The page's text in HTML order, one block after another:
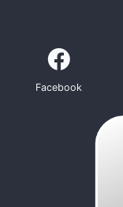
Facebook